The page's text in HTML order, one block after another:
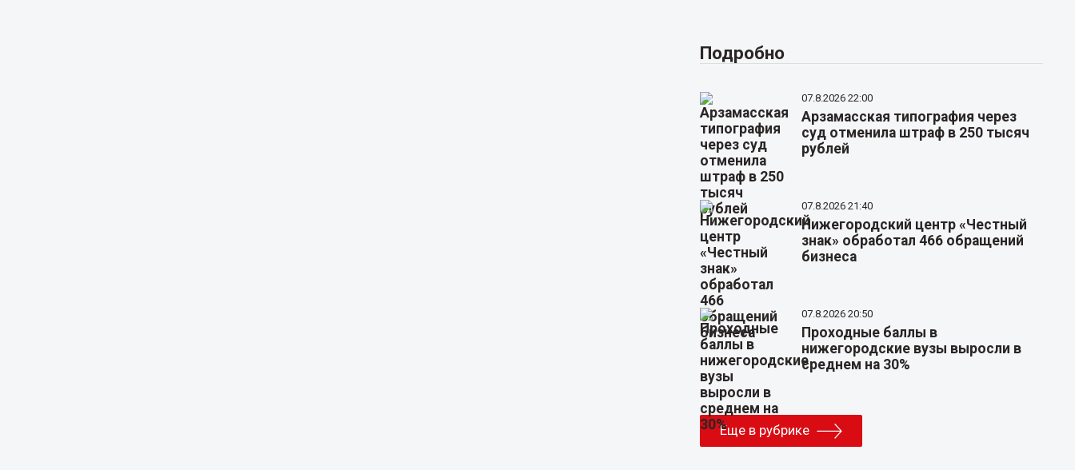
Подробно
07.8.2026 22:00
Арзамасская типография через
суд отменила штраф в 250 тысяч
рублей
07.8.2026 21:40
Нижегородский центр «Честный
знак» обработал 466 обращений
бизнеса
07.8.2026 20:50
Проходные баллы в
нижегородские вузы выросли в
среднем на 30%
Еще в рубрике